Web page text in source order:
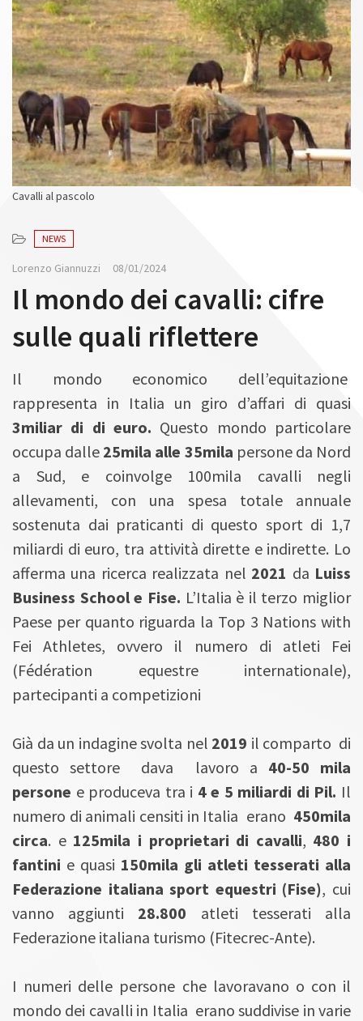
n
Cavalli al pascolo
NEWS
Lorenzo Giannuzzi 08/01/2024
Il mondo dei cavalli: cifre
sulle quali riflettere
Il mondo economico dell’equitazione
rappresenta in Italia un giro d’affari di quasi
3miliar di di euro. Questo mondo particolare
occupa dalle 25mila alle 35mila persone da Nord
a Sud, e coinvolge 100mila cavalli negli
allevamenti, con una spesa totale annuale
sostenuta dai praticanti di questo sport di 1,7
miliardi di euro, tra attività dirette e indirette. Lo
afferma una ricerca realizzata nel 2021 da Luiss
Business School e Fise. L’Italia è il terzo miglior
Paese per quanto riguarda la Top 3 Nations with
Fei Athletes, ovvero il numero di atleti Fei
(Fédération equestre internationale),
partecipanti a competizioni
Già da un indagine svolta nel 2019 il comparto di
questo settore dava lavoro a 40-50 mila
persone e produceva tra i 4 e 5 miliardi di Pil. Il
numero di animali censiti in Italia erano 450mila
circa. e 125mila i proprietari di cavalli, 480 i
fantini e quasi 150mila gli atleti tesserati alla
Federazione italiana sport equestri (Fise), cui
vanno aggiunti 28.800 atleti tesserati alla
Federazione italiana turismo (Fitecrec-Ante).
I numeri delle persone che lavoravano o con il
mondo dei cavalli in Italia erano suddivise in varie